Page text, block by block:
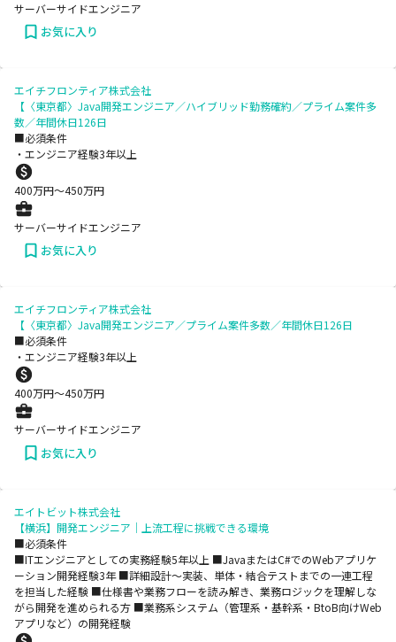
サーバーサイドエンジニア
お気に入り
エイチフロンティア株式会社
【〈東京都〉Java開発エンジニア／ハイブリッド勤務確約／プライム案件多
数／年間休日126日
■必須条件
・エンジニア経験3年以上
400万円〜450万円
サーバーサイドエンジニア
お気に入り
エイチフロンティア株式会社
【〈東京都〉Java開発エンジニア／プライム案件多数／年間休日126日
■必須条件
・エンジニア経験3年以上
400万円〜450万円
サーバーサイドエンジニア
お気に入り
エイトビット株式会社
【横浜】開発エンジニア｜上流工程に挑戦できる環境
■必須条件
■ITエンジニアとしての実務経験5年以上 ■JavaまたはC#でのWebアプリケ
ーション開発経験3年 ■詳細設計〜実装、単体・結合テストまでの一連工程
を担当した経験 ■仕様書や業務フローを読み解き、業務ロジックを理解しな
がら開発を進められる方 ■業務系システム（管理系・基幹系・BtoB向けWeb
アプリなど）の開発経験